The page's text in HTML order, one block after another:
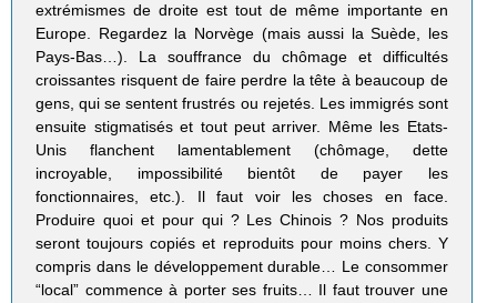
extrémismes de droite est tout de même importante en
Europe. Regardez la Norvège (mais aussi la Suède, les
Pays-Bas…). La souffrance du chômage et difficultés
croissantes risquent de faire perdre la tête à beaucoup de
gens, qui se sentent frustrés ou rejetés. Les immigrés sont
ensuite stigmatisés et tout peut arriver. Même les Etats-
Unis flanchent lamentablement (chômage, dette
incroyable, impossibilité bientôt de payer les
fonctionnaires, etc.). Il faut voir les choses en face.
Produire quoi et pour qui ? Les Chinois ? Nos produits
seront toujours copiés et reproduits pour moins chers. Y
compris dans le développement durable… Le consommer
“local” commence à porter ses fruits… Il faut trouver une